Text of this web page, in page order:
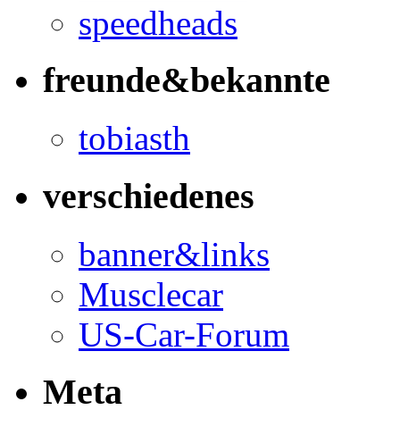
speedheads
freunde&bekannte
tobiasth
verschiedenes
banner&links
Musclecar
US-Car-Forum
Meta